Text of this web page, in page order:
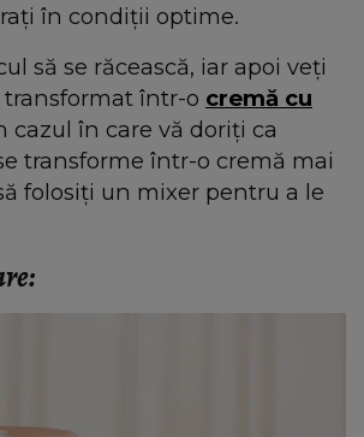
în condiții optime.
să se răcească, iar apoi veți
transformat într-o cremă cu
cazul în care vă doriți ca
transforme într-o cremă mai
folosiți un mixer pentru a le